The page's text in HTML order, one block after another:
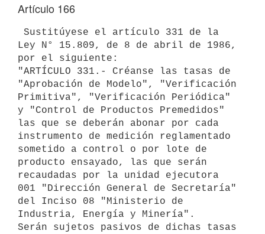
Artículo 166
Sustitúyese el artículo 331 de la
Ley N° 15.809, de 8 de abril de 1986,
por el siguiente:
"ARTÍCULO 331.- Créanse las tasas de
"Aprobación de Modelo", "Verificación
Primitiva", "Verificación Periódica"
y "Control de Productos Premedidos"
las que se deberán abonar por cada
instrumento de medición reglamentado
sometido a control o por lote de
producto ensayado, las que serán
recaudadas por la unidad ejecutora
001 "Dirección General de Secretaría"
del Inciso 08 "Ministerio de
Industria, Energía y Minería".
Serán sujetos pasivos de dichas tasas